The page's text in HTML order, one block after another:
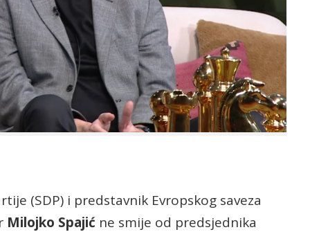
(SDP) i predstavnik Evropskog saveza
Milojko Spajić ne smije od predsjednika